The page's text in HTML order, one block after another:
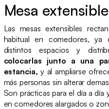
Mesa
Las mesas extensibles
habitual en comedores, ya
distintos espacios y
colocarlas junto a una
estancia,y al ampliarse
más personas sin alterar
Son prácticas para el día a
en comedores alargados o